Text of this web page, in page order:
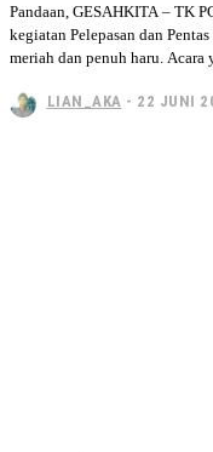
Pandaan, GESAHKITA – TK
kegiatan Pelepasan dan
meriah dan penuh haru.
LIAN_AKA - 22 JUNI